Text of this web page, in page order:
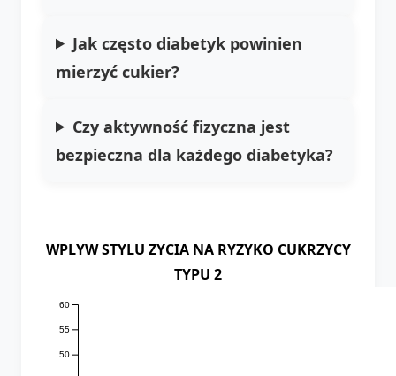
Jak często diabetyk powinien
mierzyć cukier?
Czy aktywność fizyczna jest
bezpieczna dla każdego diabetyka?
WPLYW STYLU ZYCIA NA RYZYKO CUKRZYCY
TYPU 2
50
55
60